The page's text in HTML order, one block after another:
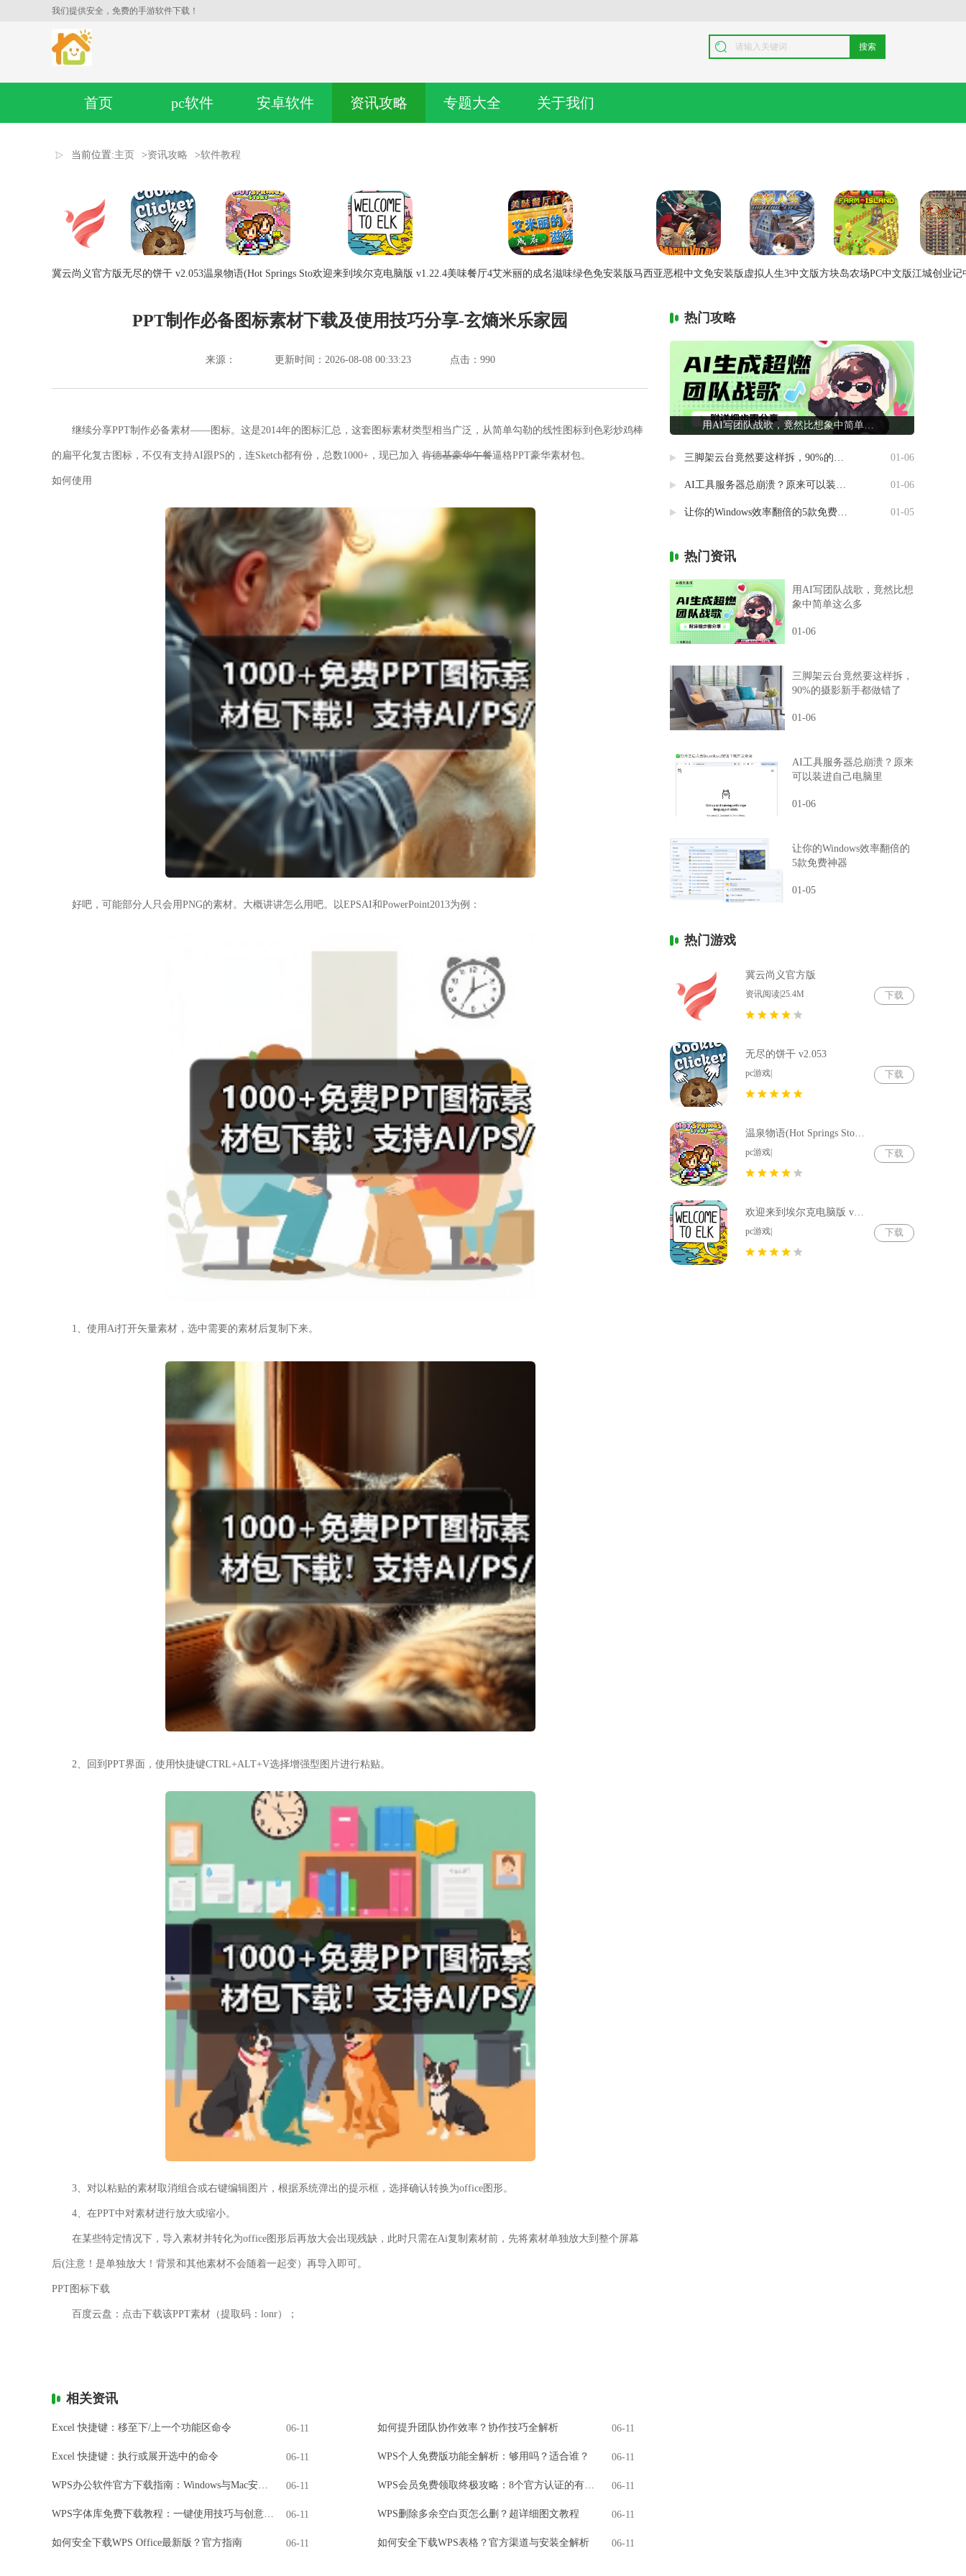
我们提供安全，免费的手游软件下载！
搜索
首页 pc软件 安卓软件 资讯攻略 专题大全 关于我们
当前位置:主页 >资讯攻略 >软件教程
冀云尚义官方版无尽的饼干 v2.053温泉物语(Hot Springs Sto欢迎来到埃尔克电脑版 v1.22.4美味餐厅4艾米丽的成名滋味绿色免安装版马西亚恶棍中文免安装版 虚拟人生3中文版方块岛农场PC中文版江城创业记
PPT制作必备图标素材下载及使用技巧分享-玄熵米乐家园
来源： 更新时间：2026-08-08 00:33:23 点击： 990
继续分享PPT制作必备素材——图标。这是2014年的图标汇总，这套图标素材类型相当广泛，从简单勾勒的线性图标到色彩炒鸡棒
的扁平化复古图标，不仅有支持AI跟PS的，连Sketch都有份，总数1000+，现已加入 肯德基豪华午餐逼格PPT豪华素材包。
如何使用
好吧，可能部分人只会用PNG的素材。大概讲讲怎么用吧。以EPSAI和PowerPoint2013为例：
1、使用Ai打开矢量素材，选中需要的素材后复制下来。
2、回到PPT界面，使用快捷键CTRL+ALT+V选择增强型图片进行粘贴。
3、对以粘贴的素材取消组合或右键编辑图片，根据系统弹出的提示框，选择确认转换为office图形。
4、在PPT中对素材进行放大或缩小。
在某些特定情况下，导入素材并转化为office图形后再放大会出现残缺，此时只需在Ai复制素材前，先将素材单独放大到整个屏幕
后(注意！是单独放大！背景和其他素材不会随着一起变）再导入即可。
PPT图标下载
百度云盘：点击下载该PPT素材（提取码：lonr）；
相关资讯
Excel 快捷键：移至下/上一个功能区命令 06-11 如何提升团队协作效率？协作技巧全解析 06-11
Excel 快捷键：执行或展开选中的命令 06-11 WPS个人免费版功能全解析：够用吗？适合谁？ 06-11
WPS办公软件官方下载指南：Windows与Mac安装全解析 06-11 WPS会员免费领取终极攻略：8个官方认证的有效方法 06-11
WPS字体库免费下载教程：一键使用技巧与创意设计 06-11 WPS删除多余空白页怎么删？超详细图文教程 06-11
如何安全下载WPS Office最新版？官方指南 06-11 如何安全下载WPS表格？官方渠道与安装全解析 06-11
热门攻略
用AI写团队战歌，竟然比想象中简单这么多
三脚架云台竟然要这样拆，90%的摄影新手都做错了 01-06
AI工具服务器总崩溃？原来可以装进自己电脑里 01-06
让你的Windows效率翻倍的5款免费神器 01-05
热门资讯
用AI写团队战歌，竟然比想
象中简单这么多
01-06
三脚架云台竟然要这样拆，
90%的摄影新手都做错了
01-06
AI工具服务器总崩溃？原来
可以装进自己电脑里
01-06
让你的Windows效率翻倍的
5款免费神器
01-05
热门游戏
冀云尚义官方版
资讯阅读|25.4M 下载
无尽的饼干 v2.053
pc游戏| 下载
温泉物语(Hot Springs Story) v2.79
pc游戏| 下载
欢迎来到埃尔克电脑版 v1.22.4
pc游戏| 下载